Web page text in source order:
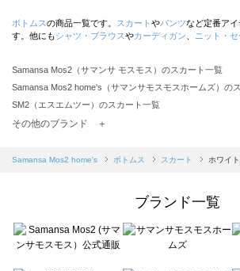
ボトムスの商品一覧です。 スカート やパンツなど定番ア
す。他にもシャツ・ブラウスやカーディガン ニット・
Samansa Mos2（サマンサ モスモス）のスカート一覧
Samansa Mos2 home's（サマンサモスモスホームズ）の
SM2（エスエムツー）のスカート一覧
TSUHARU by Samansa Mos2（ツハルバイサマンサモス
Samansa Mos2 blue（サマンサモスモス ブルー）のスカー
sō4ū（ソウフォーユー）のスカート一覧
Te chichi（テチチ）のスカート一覧
Te chichi CLASSIC（テチチ クラシック）のスカート一覧
その他のブランド ＋
Samansa Mos2 home's ボトムス スカート ホワイ
ブランド一覧